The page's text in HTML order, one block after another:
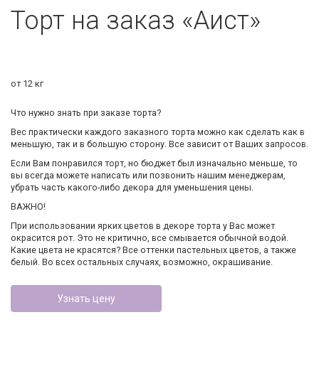
Торт на заказ «Аист»
от 12 кг
Что нужно знать при заказе торта?
Вес практически каждого заказного торта можно как сделать как в
меньшую, так и в большую сторону. Все зависит от Ваших запросов.
Если Вам понравился торт, но бюджет был изначально меньше, то
вы всегда можете написать или позвонить нашим менеджерам,
убрать часть какого-либо декора для уменьшения цены.
ВАЖНО!
При использовании ярких цветов в декоре торта у Вас может
окрасится рот. Это не критично, все смывается обычной водой.
Какие цвета не красятся? Все оттенки пастельных цветов, а также
белый. Во всех остальных случаях, возможно, окрашивание.
Узнать цену